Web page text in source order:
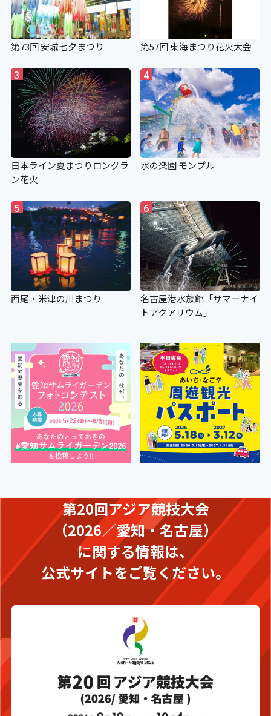
第73回 安城七夕まつり 第57回 東海まつり花火大会
3
日本ライン夏まつりロングラ
ン花火
4
水の楽園 モンプル
5
西尾・米津の川まつり
6
名古屋港水族館「サマーナイ
トアクアリウム」
第20回アジア競技大会
（2026／愛知・名古屋）
に関する情報は、
公式サイトをご覧ください。